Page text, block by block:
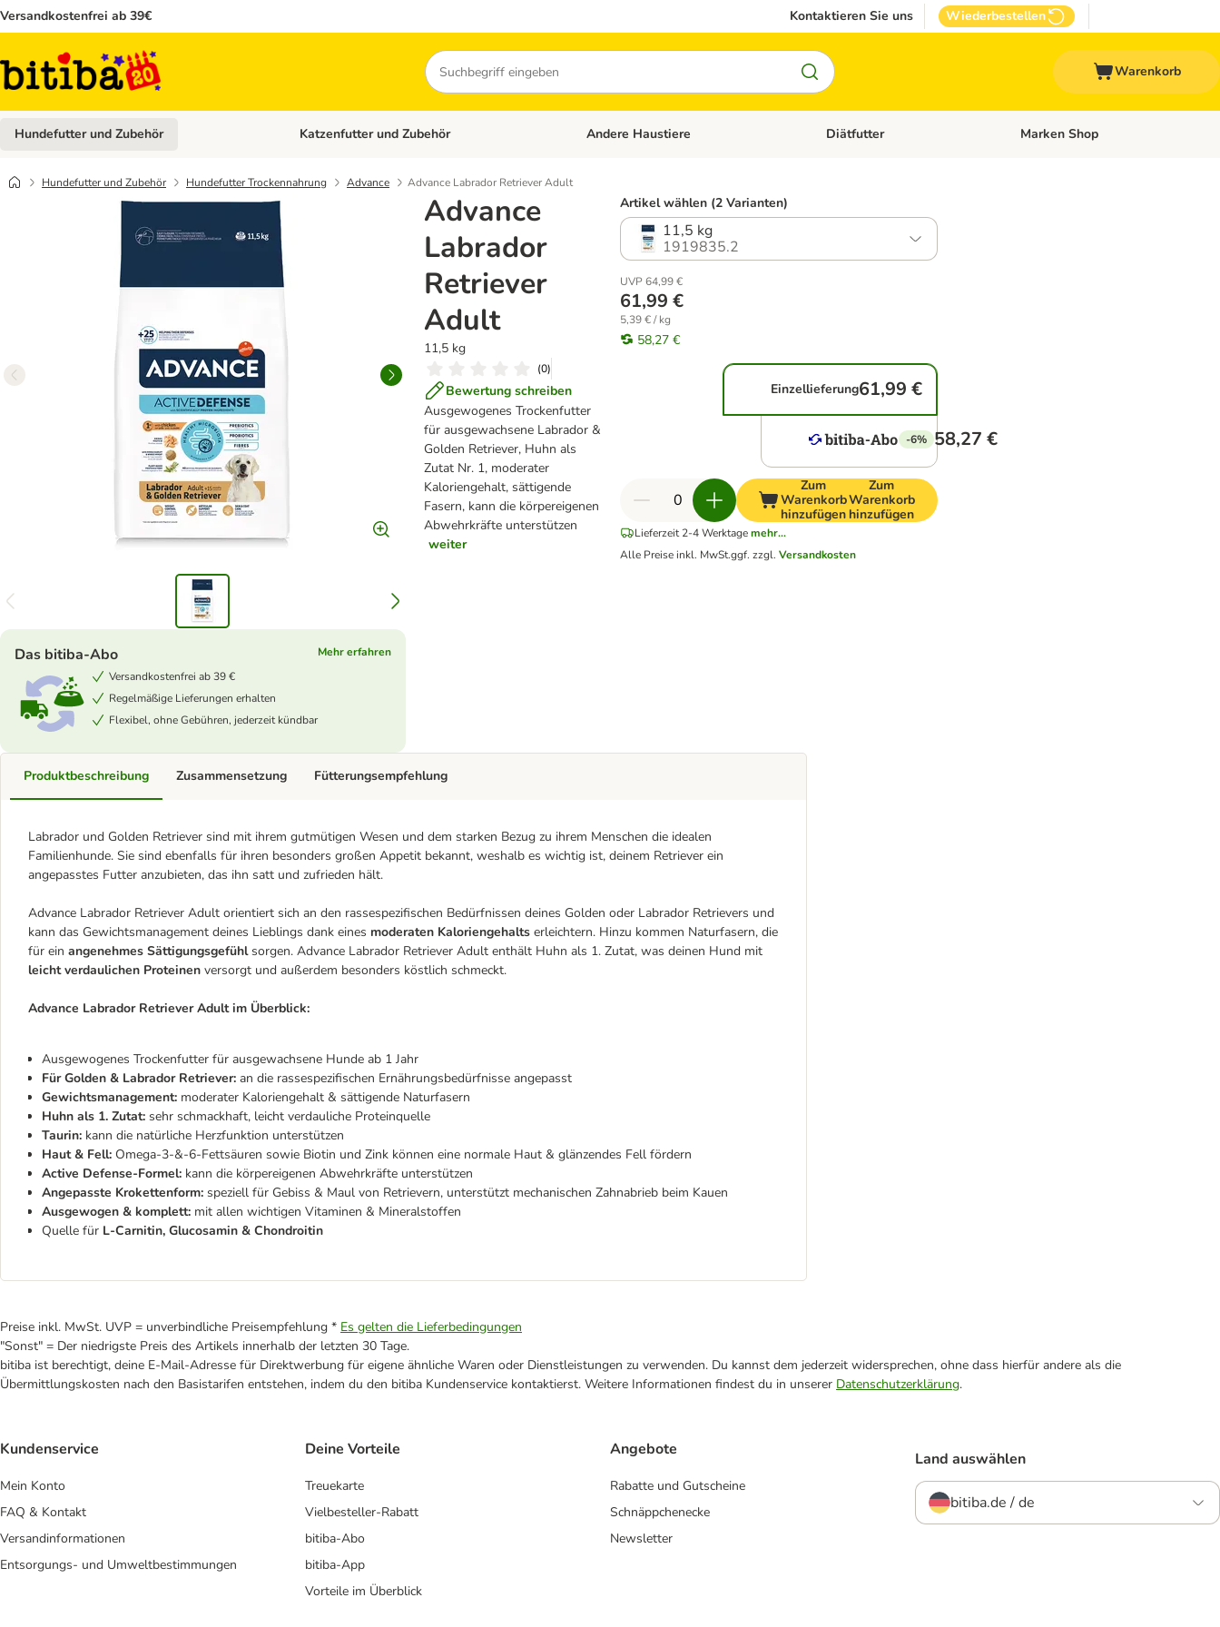
Versandkostenfrei ab 39€ Kontaktieren Sie uns Wiederbestellen
Suchen
Warenkorb
Hundefutter und Zubehör Kategorie-Menü öffnen: Hundefutter und Zubehör
Katzenfutter und Zubehör Kategorie-Menü öffnen: Katzenfutter und Zubehör
Andere Haustiere Kategorie-Menü öffnen: Andere Haustiere
Diätfutter Kategorie-Menü öffnen: Diätfutter
Marken Shop
Hundefutter und Zubehör Hundefutter Trockennahrung Advance Advance Labrador Retriever Adult
Advance
Labrador
Retriever
Adult
11,5 kg
(0)
Bewertung schreiben
Ausgewogenes Trockenfutter
für ausgewachsene Labrador &
Golden Retriever, Huhn als
Zutat Nr. 1, moderater
Kaloriengehalt, sättigende
Fasern, kann die körpereigenen
Abwehrkräfte unterstützen
weiter
Das bitiba-Abo
Mehr erfahren
Versandkostenfrei ab 39 €
Regelmäßige Lieferungen erhalten
Flexibel, ohne Gebühren, jederzeit kündbar
Artikel wählen (2 Varianten)
11,5 kg
1919835.2
UVP 64,99 €
61,99 €
5,39 € / kg
58,27 €
Einzellieferung61,99 €
-6% 58,27 €
Zum
Warenkorb
hinzufügen
Zum
Warenkorb
hinzufügen
Lieferzeit 2-4 Werktage mehr...
Alle Preise inkl. MwSt.ggf. zzgl. Versandkosten
Produktbeschreibung
Labrador und Golden Retriever sind mit ihrem gutmütigen Wesen und dem starken Bezug zu ihrem Menschen die idealen
Familienhunde. Sie sind ebenfalls für ihren besonders großen Appetit bekannt, weshalb es wichtig ist, deinem Retriever ein
angepasstes Futter anzubieten, das ihn satt und zufrieden hält.
Advance Labrador Retriever Adult orientiert sich an den rassespezifischen Bedürfnissen deines Golden oder Labrador Retrievers und
kann das Gewichtsmanagement deines Lieblings dank eines moderaten Kaloriengehalts erleichtern. Hinzu kommen Naturfasern, die
für ein angenehmes Sättigungsgefühl sorgen. Advance Labrador Retriever Adult enthält Huhn als 1. Zutat, was deinen Hund mit
leicht verdaulichen Proteinen versorgt und außerdem besonders köstlich schmeckt.
Advance Labrador Retriever Adult im Überblick:
Ausgewogenes Trockenfutter für ausgewachsene Hunde ab 1 Jahr
Für Golden & Labrador Retriever: an die rassespezifischen Ernährungsbedürfnisse angepasst
Gewichtsmanagement: moderater Kaloriengehalt & sättigende Naturfasern
Huhn als 1. Zutat: sehr schmackhaft, leicht verdauliche Proteinquelle
Taurin: kann die natürliche Herzfunktion unterstützen
Haut & Fell: Omega-3-&-6-Fettsäuren sowie Biotin und Zink können eine normale Haut & glänzendes Fell fördern
Active Defense-Formel: kann die körpereigenen Abwehrkräfte unterstützen
Angepasste Krokettenform: speziell für Gebiss & Maul von Retrievern, unterstützt mechanischen Zahnabrieb beim Kauen
Ausgewogen & komplett: mit allen wichtigen Vitaminen & Mineralstoffen
Quelle für L-Carnitin, Glucosamin & Chondroitin
Zusammensetzung Fütterungsempfehlung
Preise inkl. MwSt. UVP = unverbindliche Preisempfehlung * Es gelten die Lieferbedingungen
"Sonst" = Der niedrigste Preis des Artikels innerhalb der letzten 30 Tage.
bitiba ist berechtigt, deine E-Mail-Adresse für Direktwerbung für eigene ähnliche Waren oder Dienstleistungen zu verwenden. Du kannst dem jederzeit widersprechen, ohne dass hierfür andere als die
Übermittlungskosten nach den Basistarifen entstehen, indem du den bitiba Kundenservice kontaktierst. Weitere Informationen findest du in unserer Datenschutzerklärung.
Kundenservice
Mein Konto
FAQ & Kontakt
Versandinformationen
Entsorgungs- und Umweltbestimmungen
Deine Vorteile
Treuekarte
Vielbesteller-Rabatt
bitiba-Abo
bitiba-App
Vorteile im Überblick
Angebote
Rabatte und Gutscheine
Schnäppchenecke
Newsletter
Land auswählen
bitiba.de / de